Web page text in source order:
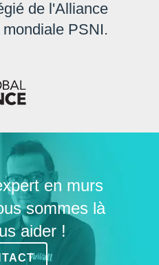
de l'Alliance
mondiale PSNI.
en murs
sommes là
aider !